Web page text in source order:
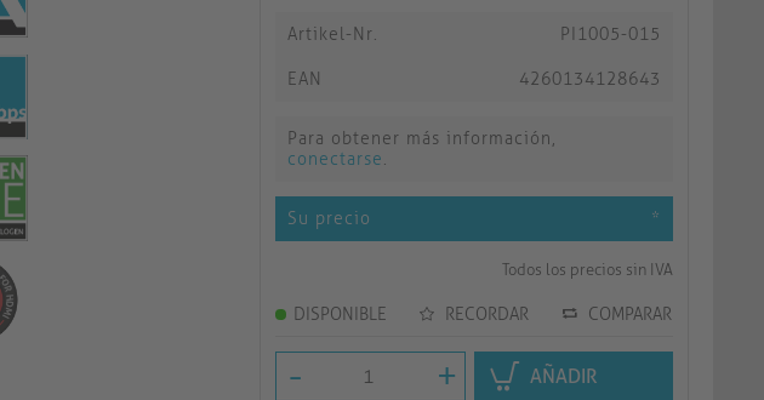
Artikel-Nr. PI1005-015
EAN 4260134128643
Para obtener más información,
conectarse.
Su precio *
Todos los precios sin IVA
DISPONIBLE RECORDAR COMPARAR
- + AÑADIR